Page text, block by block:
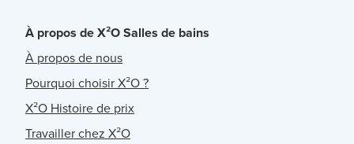
À propos de X²O Salles de bains
À propos de nous
Pourquoi choisir X²O ?
X²O Histoire de prix
Travailler chez X²O